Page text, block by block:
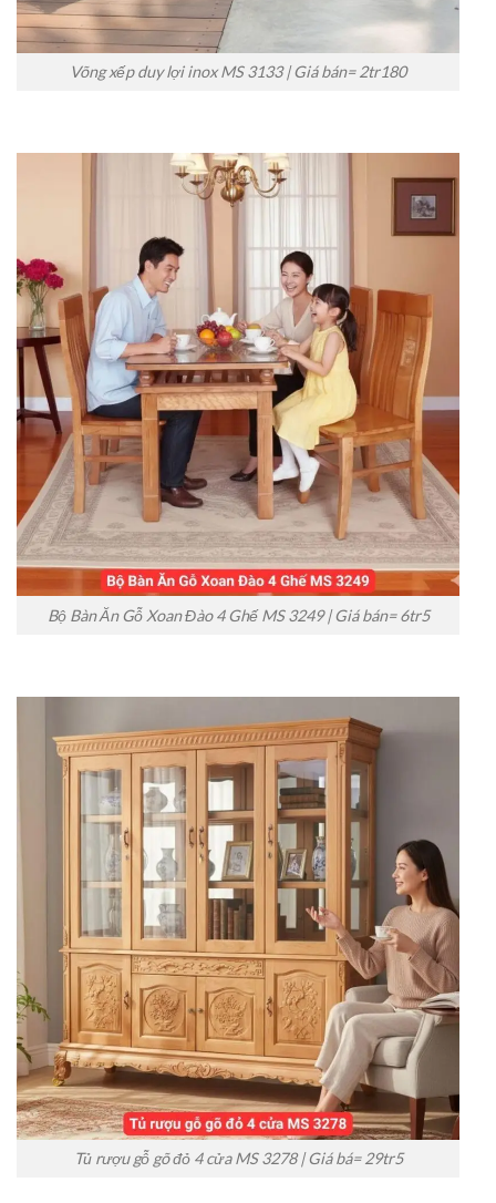
Võng xếp duy lợi inox MS 3133 | Giá bán= 2tr180
Bộ Bàn Ăn Gỗ Xoan Đào 4 Ghế MS 3249 | Giá bán= 6tr5
Tủ rượu gỗ gõ đỏ 4 cửa MS 3278 | Giá bá= 29tr5